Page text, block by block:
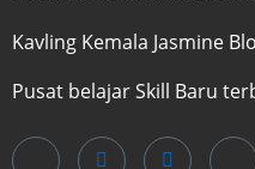
Kavling Kemala Jasmine
Pusat belajar Skill Baru